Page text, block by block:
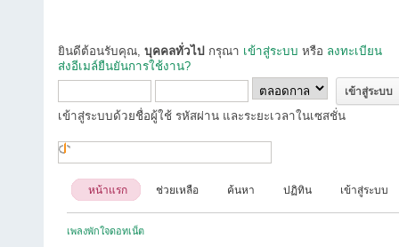
ยินดีต้อนรับคุณ, บุคคลทั่วไป กรุณา เข้าสู่ระบบ หรือ ลงทะเบียน
ส่งอีเมล์ยืนยันการใช้งาน?
เข้าสู่ระบบด้วยชื่อผู้ใช้ รหัสผ่าน และระยะเวลาในเซสชั่น
หน้าแรก ช่วยเหลือ ค้นหา ปฏิทิน เข้าสู่ระบบ
เพลงพักใจดอทเน็ต